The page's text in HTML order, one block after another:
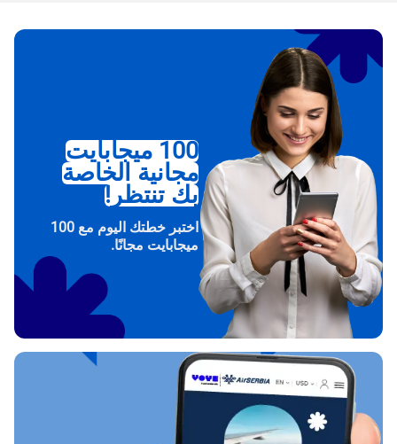
100 ميجابايت
مجانية الخاصة
بك تنتظر!
اختبر خطتك اليوم مع 100
ميجابايت مجانًا.